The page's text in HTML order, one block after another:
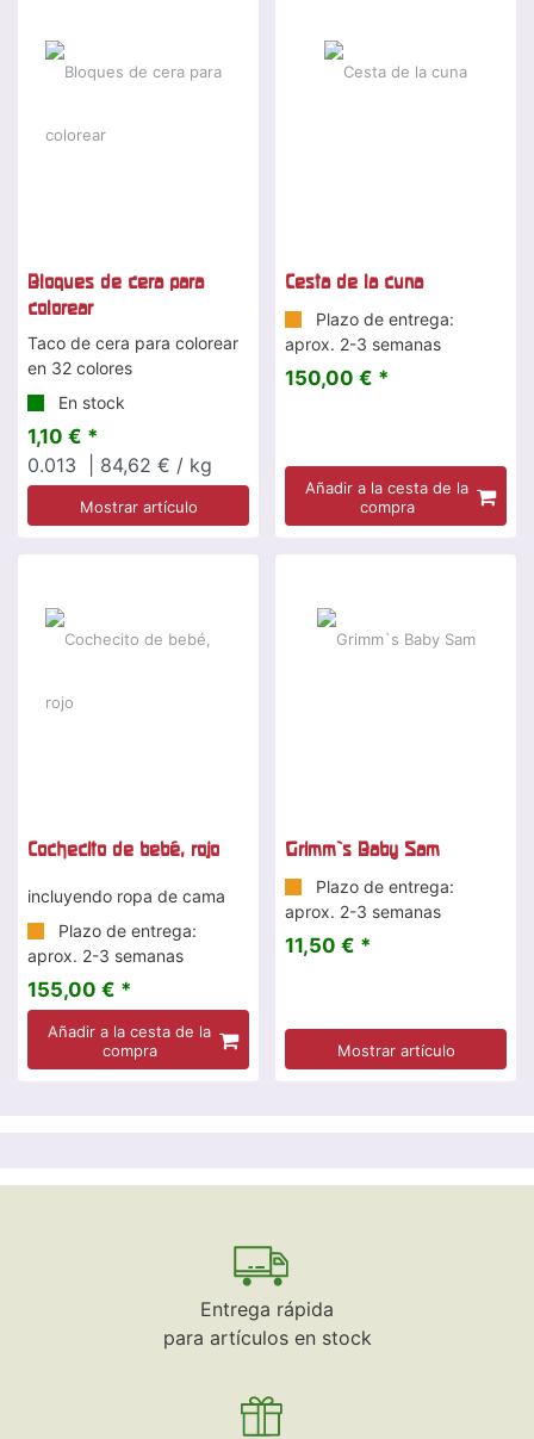
Bloques de cera para
colorear
Taco de cera para colorear
en 32 colores
En stock
1,10 € *
0.013
| 84,62 € / kg
Mostrar artículo
Cesta de la cuna
Plazo de entrega:
aprox. 2-3 semanas
150,00 € *
Añadir a la cesta de la
compra
Cochecito de bebé, rojo
incluyendo ropa de cama
Plazo de entrega:
aprox. 2-3 semanas
155,00 € *
Añadir a la cesta de la
compra
Grimm`s Baby Sam
Plazo de entrega:
aprox. 2-3 semanas
11,50 € *
Mostrar artículo
Entrega rápida
para artículos en stock